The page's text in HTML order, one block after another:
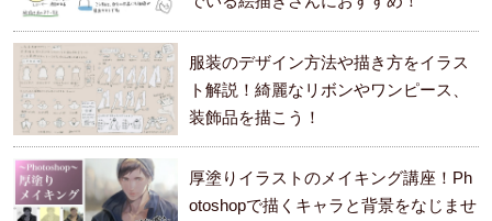
服装のデザイン方法や描き方をイラス
ト解説！綺麗なリボンやワンピース、
装飾品を描こう！
厚塗りイラストのメイキング講座！Ph
otoshopで描くキャラと背景をなじませ